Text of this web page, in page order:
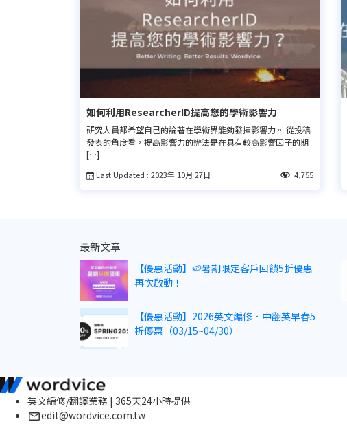
如何利用ResearcherID提高您的學術影響力
研究人員都希望自己的論著在學術界能夠發揮影響力。 從投稿
發表的角度看，提高影響力的辦法是在具有較高影響因子的期
[…]
Last Updated : 2023年 10月 27日 4,755
最新文章
【優惠活動】🍉暑期限定客戶回饋5折優惠
再次啟動！
【優惠活動】2026英文編修．中翻英早春5
折優惠（03/15~04/30）
英文編修/翻譯業務 | 365天24小時提供
edit@wordvice.com.tw